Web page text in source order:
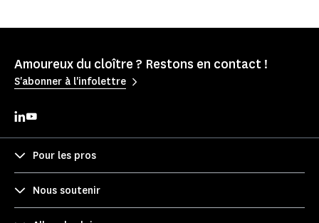
Amoureux du cloître ? Restons en contact !
S'abonner à l'infolettre
Pour les pros
Nous soutenir